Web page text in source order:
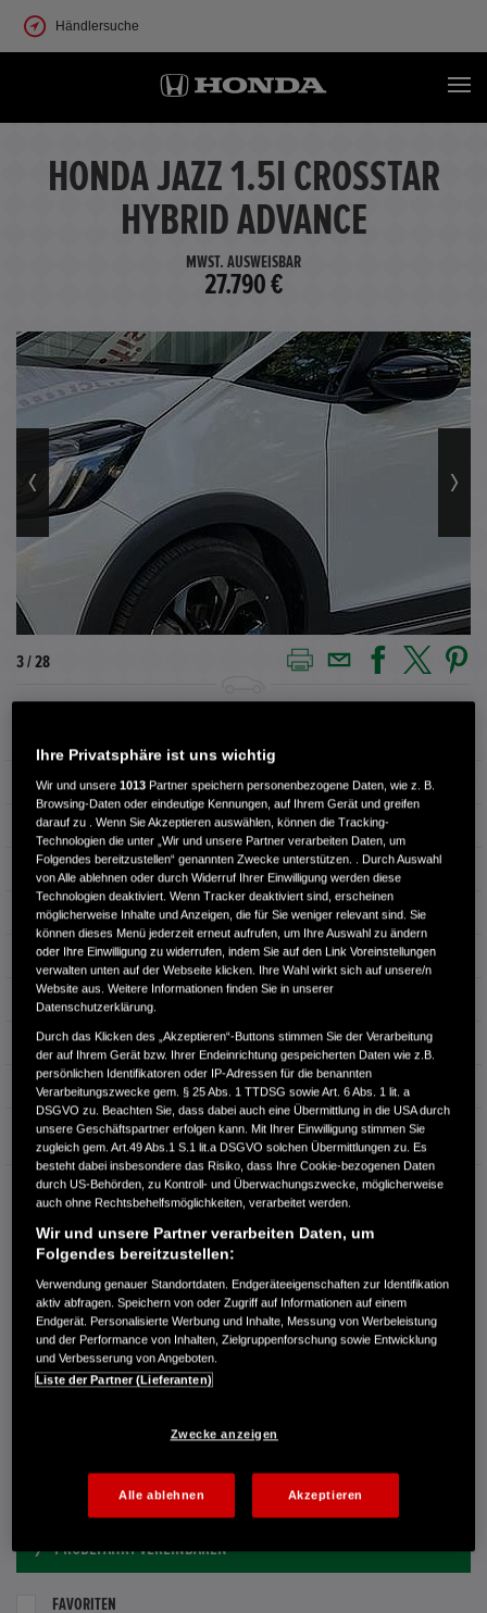
Händlersuche
HONDA JAZZ 1.5I CROSSTAR
HYBRID ADVANCE
MWST. AUSWEISBAR
27.790 €
3 / 28
Kilometerstand 7.500 km
Kraftstoffart Benzin
Getriebe Automatik
Türen 4
Leistung 90 kW / 122 PS
Hubraum 1.498 cm³
Erstzulassung 07.2025
Bauart Kleinwagen
Garantie
FISCHER & BÖHM KG
Robert-Blum-Str. 31
51373 Leverkusen
RUFEN SIE UNS AN:
+49212-62058
Route planen
Händlerbestand anzeigen
E-MAIL-ANFRAGE
PROBEFAHRT VEREINBAREN
FAVORITEN
Ihre Privatsphäre ist uns wichtig
Wir und unsere1013 Partner speichern personenbezogene Daten, wie z. B.
Browsing-Daten oder eindeutige Kennungen, auf Ihrem Gerät und greifen
darauf zu . Wenn Sie Akzeptieren auswählen, können die Tracking-
Technologien die unter „Wir und unsere Partner verarbeiten Daten, um
Folgendes bereitzustellen“ genannten Zwecke unterstützen. . Durch Auswahl
von Alle ablehnen oder durch Widerruf Ihrer Einwilligung werden diese
Technologien deaktiviert. Wenn Tracker deaktiviert sind, erscheinen
möglicherweise Inhalte und Anzeigen, die für Sie weniger relevant sind. Sie
können dieses Menü jederzeit erneut aufrufen, um Ihre Auswahl zu ändern
oder Ihre Einwilligung zu widerrufen, indem Sie auf den Link Voreinstellungen
verwalten unten auf der Webseite klicken. Ihre Wahl wirkt sich auf unsere/n
Website aus. Weitere Informationen finden Sie in unserer
Datenschutzerklärung.
Durch das Klicken des „Akzeptieren“-Buttons stimmen Sie der Verarbeitung
der auf Ihrem Gerät bzw. Ihrer Endeinrichtung gespeicherten Daten wie z.B.
persönlichen Identifikatoren oder IP-Adressen für die benannten
Verarbeitungszwecke gem. § 25 Abs. 1 TTDSG sowie Art. 6 Abs. 1 lit. a
DSGVO zu. Beachten Sie, dass dabei auch eine Übermittlung in die USA durch
unsere Geschäftspartner erfolgen kann. Mit Ihrer Einwilligung stimmen Sie
zugleich gem. Art.49 Abs.1 S.1 lit.a DSGVO solchen Übermittlungen zu. Es
besteht dabei insbesondere das Risiko, dass Ihre Cookie-bezogenen Daten
durch US-Behörden, zu Kontroll- und Überwachungszwecke, möglicherweise
auch ohne Rechtsbehelfsmöglichkeiten, verarbeitet werden.
Wir und unsere Partner verarbeiten Daten, um
Folgendes bereitzustellen:
Verwendung genauer Standortdaten. Endgeräteeigenschaften zur Identifikation
aktiv abfragen. Speichern von oder Zugriff auf Informationen auf einem
Endgerät. Personalisierte Werbung und Inhalte, Messung von Werbeleistung
und der Performance von Inhalten, Zielgruppenforschung sowie Entwicklung
und Verbesserung von Angeboten.
Liste der Partner (Lieferanten)
Zwecke anzeigen
Alle ablehnen Akzeptieren